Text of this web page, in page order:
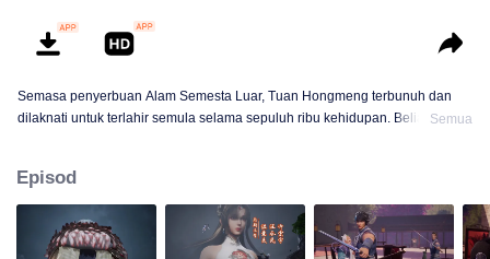
Semasa penyerbuan Alam Semesta Luar, Tuan Hongmeng terbunuh dan
dilaknati untuk terlahir semula selama sepuluh ribu kehidupan. Beliau
perkahwinan, Tan Yun terserempak dengan tunangnya yang berlaku curang
dan dipukul untuk membangkitkan ingatan Hongmeng. Kemudian, Tan Yun
memiliki bakat tahap Dewa untuk meningkatkan pertumbuhannya.
Semua
Episod